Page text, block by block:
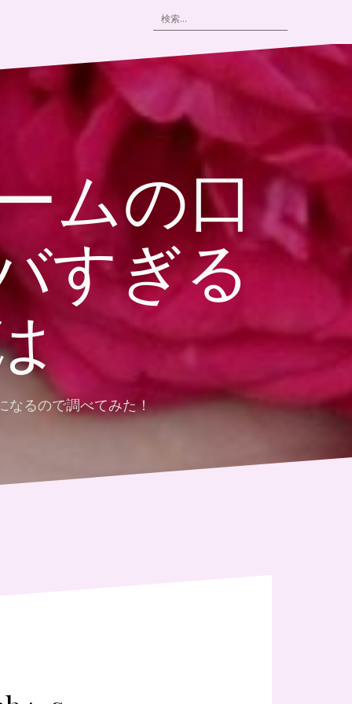
検
索:
ムの口
すぎる
なるので調べてみた！